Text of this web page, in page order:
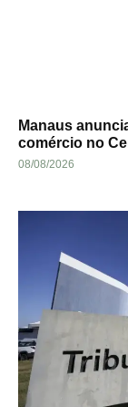
Manaus
comércio no
08/08/2026